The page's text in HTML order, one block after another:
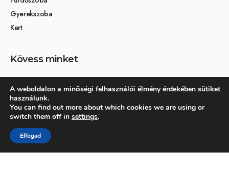
Gyerekszoba
Kert
Kövess minket
Társoldalak
Otthon és dekoráció
Kertikék kertmagazin
A weboldalon a minőségi felhasználói élmény érdekében sütiket
használunk.
You can find out more about which cookies we are using or
switch them off in settings.
Elfogad